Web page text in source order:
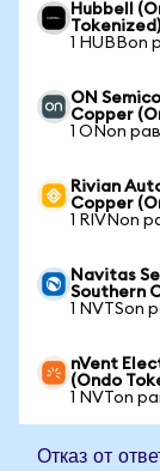
Hubbell
Tokenized)
1 HUBBon
ON
Copper
1 ONon
Rivian
Copper
1 RIVNon
Navitas
Southern
1 NVTSon
nVent
(Ondo
1 NVTon
Отказ от